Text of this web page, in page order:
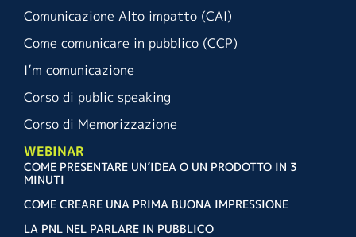
Comunicazione Alto impatto (CAI)
Come comunicare in pubblico (CCP)
I’m comunicazione
Corso di public speaking
Corso di Memorizzazione
WEBINAR
COME PRESENTARE UN’IDEA O UN PRODOTTO IN 3
MINUTI
COME CREARE UNA PRIMA BUONA IMPRESSIONE
LA PNL NEL PARLARE IN PUBBLICO